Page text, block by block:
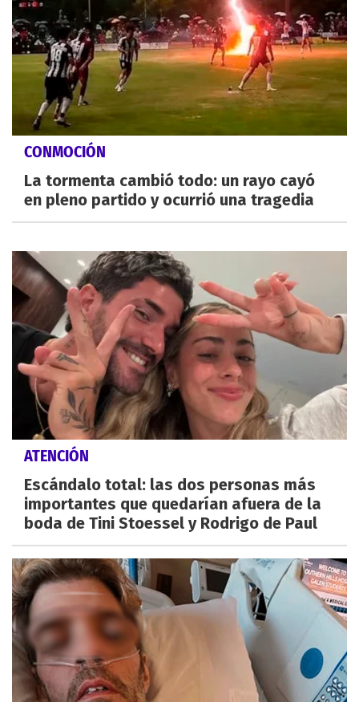
CONMOCIÓN
La tormenta cambió todo: un rayo cayó
en pleno partido y ocurrió una tragedia
ATENCIÓN
Escándalo total: las dos personas más
importantes que quedarían afuera de la
boda de Tini Stoessel y Rodrigo de Paul